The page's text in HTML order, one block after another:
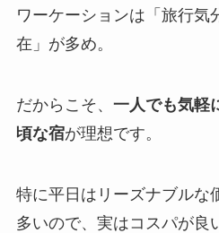
ワーケーションは「旅行気
在」が多め。
だからこそ、 一人でも気軽
頃な宿が理想です。
特に平日はリーズナブルな
多いので、実はコスパが良